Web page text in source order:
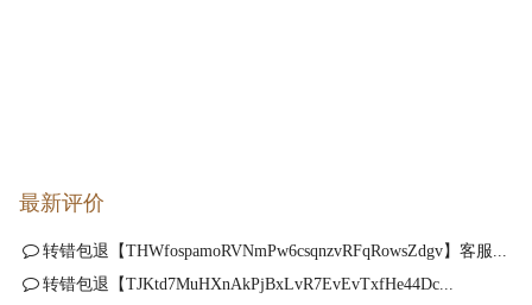
最新评价
转错包退【THWfospamoRVNmPw6csqnzvRFqRowsZdgv】客服...
转错包退【TJKtd7MuHXnAkPjBxLvR7EvEvTxfHe44Dc...